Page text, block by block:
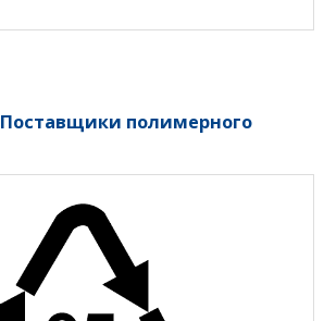
Поставщики полимерного